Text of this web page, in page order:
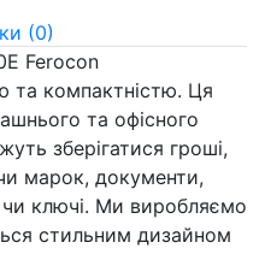
(0)
Ferocon
та компактністю. Ця
та офісного
зберігатися гроші,
марок, документи,
ключі. Ми виробляємо
стильним дизайном